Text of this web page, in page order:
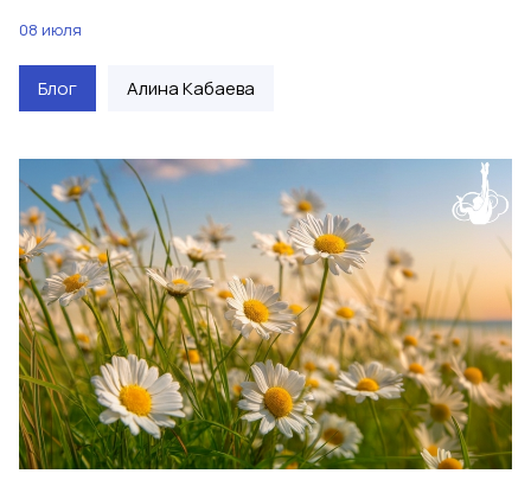
08 июля
Блог Алина Кабаева